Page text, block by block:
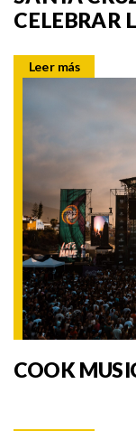
CELEBRAR
Leer más
COOK